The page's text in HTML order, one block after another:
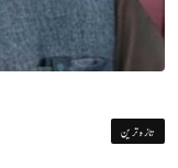
تازہ ترین